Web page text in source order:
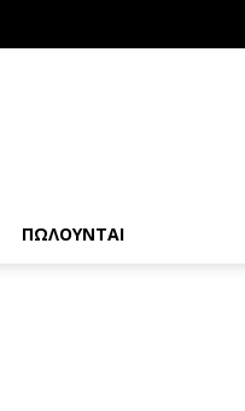
ΠΩΛΟΎΝΤΑΙ